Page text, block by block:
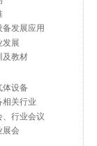
备发展应用
发展
及教材
体设备
相关行业
、行业会议
展会